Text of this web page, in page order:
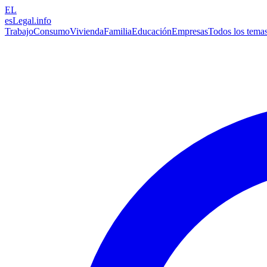
EL
esLegal.info
TrabajoConsumoViviendaFamiliaEducaciónEmpresasTodos los